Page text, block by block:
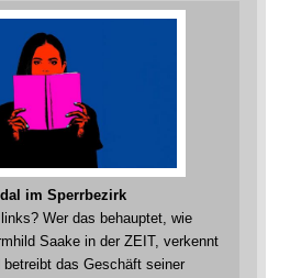
im Sperrbezirk
Wer das behauptet, wie
Saake in der ZEIT, verkennt
das Geschäft seiner